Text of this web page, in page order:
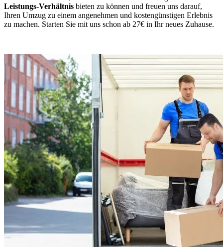
Leistungs-Verhältnis bieten zu können und freuen uns darauf,
Ihren Umzug zu einem angenehmen und kostengünstigen Erlebnis
zu machen. Starten Sie mit uns schon ab 27€ in Ihr neues Zuhause.